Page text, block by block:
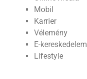
Mobil
Karrier
Vélemény
E-kereskedelem
Lifestyle